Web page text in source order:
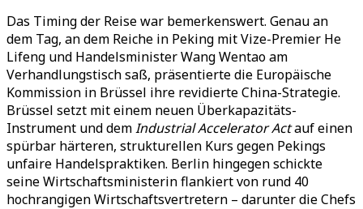
Das Timing der Reise war bemerkenswert. Genau an
dem Tag, an dem Reiche in Peking mit Vize-Premier He
Lifeng und Handelsminister Wang Wentao am
Verhandlungstisch saß, präsentierte die Europäische
Kommission in Brüssel ihre revidierte China-Strategie.
Brüssel setzt mit einem neuen Überkapazitäts-
Instrument und demIndustrial Accelerator Actauf einen
spürbar härteren, strukturellen Kurs gegen Pekings
unfaire Handelspraktiken. Berlin hingegen schickte
seine Wirtschaftsministerin flankiert von rund 40
hochrangigen Wirtschaftsvertretern – darunter die Chefs